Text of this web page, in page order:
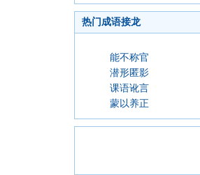
热门成语接龙
能不称官
潜形匿影
课语讹言
蒙以养正